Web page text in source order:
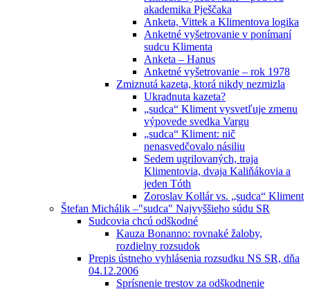
akademika Pješčaka
Anketa, Vittek a Klimentova logika
Anketné vyšetrovanie v ponímaní
sudcu Klimenta
Anketa – Hanus
Anketné vyšetrovanie – rok 1978
Zmiznutá kazeta, ktorá nikdy nezmizla
Ukradnuta kazeta?
„sudca“ Kliment vysvetľuje zmenu
výpovede svedka Vargu
„sudca“ Kliment: nič
nenasvedčovalo násiliu
Sedem ugrilovaných, traja
Klimentovia, dvaja Kaliňákovia a
jeden Tóth
Zoroslav Kollár vs. „sudca“ Kliment
Štefan Michálik –"sudca" Najvyššieho súdu SR
Sudcovia chcú odškodné
Kauza Bonanno: rovnaké žaloby,
rozdielny rozsudok
Prepis ústneho vyhlásenia rozsudku NS SR, dňa
04.12.2006
Sprísnenie trestov za odškodnenie